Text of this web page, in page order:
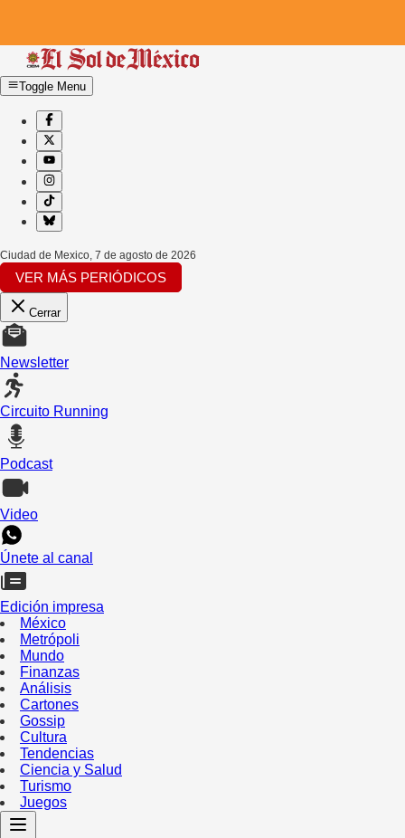
Toggle Menu
Ciudad de Mexico, 7 de agosto de 2026
VER MÁS PERIÓDICOS
Cerrar
Newsletter
Circuito Running
Podcast
Video
Únete al canal
Edición impresa
México
Metrópoli
Mundo
Finanzas
Análisis
Cartones
Gossip
Cultura
Tendencias
Ciencia y Salud
Turismo
Juegos